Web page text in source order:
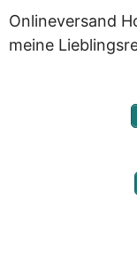
Onlineversand
meine